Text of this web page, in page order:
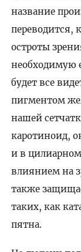
название
переводится,
остроты
необходимую
будет все
пигментом
нашей
каротиноид,
и в
влиянием на
также
таких, как
пятна.